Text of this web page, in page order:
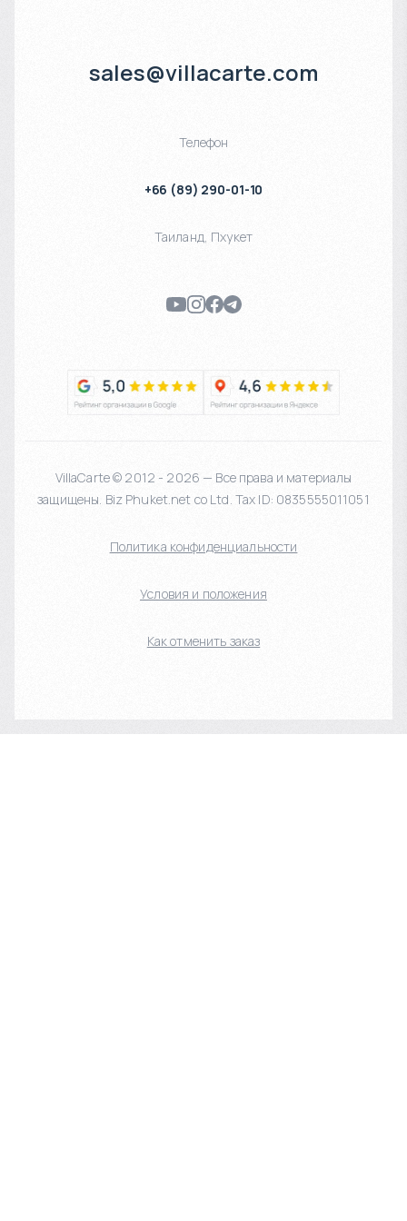
sales@villacarte.com
Телефон
+66 (89) 290-01-10
Таиланд, Пхукет
VillaCarte © 2012 - 2026 — Все права и материалы
защищены. Biz Phuket.net co Ltd. Tax ID: 0835555011051
Политика конфиденциальности
Условия и положения
Как отменить заказ